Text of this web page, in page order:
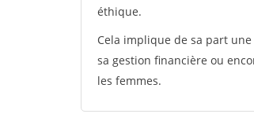
éthique.
Cela implique de sa part
sa gestion financière ou
les femmes.